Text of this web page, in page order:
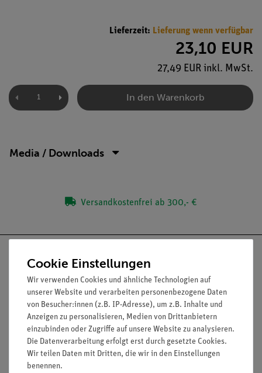
Lieferzeit: Lieferung wenn verfügbar
23,10 EUR
27,49 EUR inkl. MwSt.
In den Warenkorb
Media / Downloads
Versandkostenfrei ab 300,- €
Nach oben
Informationen Service
Cookie Einstellungen
Wir verwenden Cookies und ähnliche Technologien auf
unserer Website und verarbeiten personenbezogene Daten
von Besucher:innen (z.B. IP-Adresse), um z.B. Inhalte und
Anzeigen zu personalisieren, Medien von Drittanbietern
einzubinden oder Zugriffe auf unsere Website zu analysieren.
Die Datenverarbeitung erfolgt erst durch gesetzte Cookies.
Wir teilen Daten mit Dritten, die wir in den Einstellungen
benennen.